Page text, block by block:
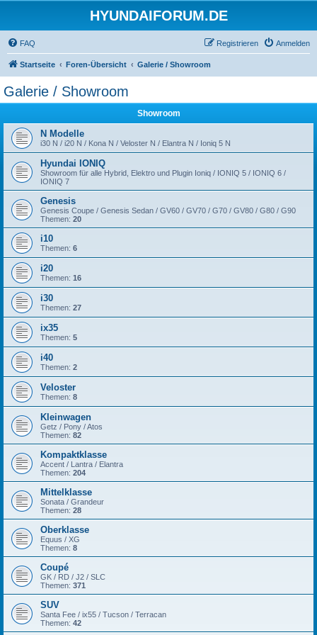
HYUNDAIFORUM.DE
FAQ Anmelden
Registrieren
Startseite Foren-Übersicht Galerie / Showroom
Galerie / Showroom
Showroom
N Modelle
i30 N / i20 N / Kona N / Veloster N / Elantra N / Ioniq 5 N
Hyundai IONIQ
Showroom für alle Hybrid, Elektro und Plugin Ioniq / IONIQ 5 / IONIQ 6 /
IONIQ 7
Genesis
Genesis Coupe / Genesis Sedan / GV60 / GV70 / G70 / GV80 / G80 / G90
Themen: 20
i10
Themen: 6
i20
Themen: 16
i30
Themen: 27
ix35
Themen: 5
i40
Themen: 2
Veloster
Themen: 8
Kleinwagen
Getz / Pony / Atos
Themen: 82
Kompaktklasse
Accent / Lantra / Elantra
Themen: 204
Mittelklasse
Sonata / Grandeur
Themen: 28
Oberklasse
Equus / XG
Themen: 8
Coupé
GK / RD / J2 / SLC
Themen: 371
SUV
Santa Fee / ix55 / Tucson / Terracan
Themen: 42